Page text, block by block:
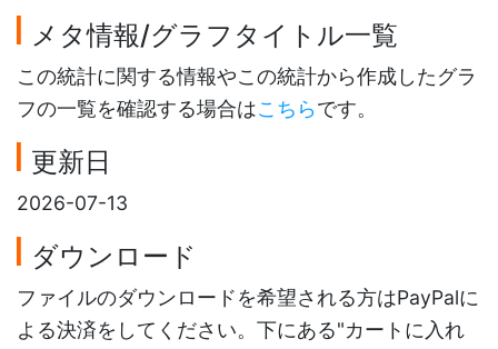
メタ情報/グラフタイトル一覧
この統計に関する情報やこの統計から作成したグラ
フの一覧を確認する場合はこちらです。
更新日
2026-07-13
ダウンロード
ファイルのダウンロードを希望される方はPayPalに
よる決済をしてください。下にある"カートに入れ